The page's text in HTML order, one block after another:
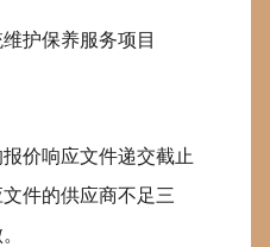
护保养服务项目
价响应文件递交截止
件的供应商不足三